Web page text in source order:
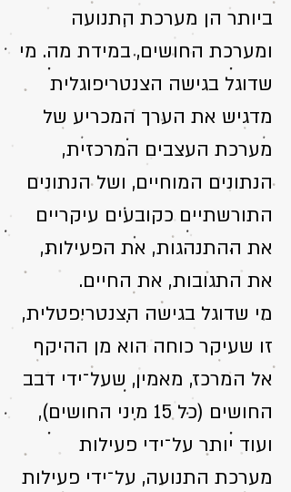
ביותר הן מערכת התנועה
ומערכת החושים, במידת מה. מי
שדוגל בגישה הצנטריפוגלית
מדגיש את הערך המכריע של
מערכת העצבים המרכזית,
הנתונים המוחיים, ושל הנתונים
התורשתיים כקובעים עיקריים
את ההתנהגות, את הפעילות,
את התגובות, את החיים.
מי שדוגל בגישה הצנטריפטלית,
זו שעיקר כוחה הוא מן ההיקף
אל המרכז, מאמין, שעל־ידי דבב
החושים (כל 15 מיני החושים),
ועוד יותר על־ידי פעילות
מערכת התנועה, על־ידי פעילות